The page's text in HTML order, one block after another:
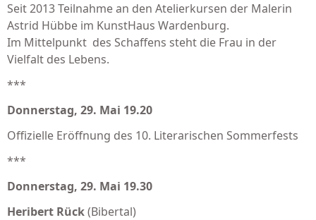
Seit 2013 Teilnahme an den Atelierkursen der Malerin
Astrid Hübbe im KunstHaus Wardenburg.
Im Mittelpunkt des Schaffens steht die Frau in der
Vielfalt des Lebens.
***
Donnerstag, 29. Mai 19.20
Offizielle Eröffnung des 10. Literarischen Sommerfests
***
Donnerstag, 29. Mai 19.30
Heribert Rück(Bibertal)